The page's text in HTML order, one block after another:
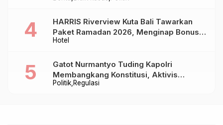
Hotel
HARRIS Riverview Kuta Bali Tawarkan
Paket Ramadan 2026, Menginap Bonus
Takjil hingga Bukber Mulai Rp88.888
Politik Regulasi
Gatot Nurmantyo Tuding Kapolri
Membangkang Konstitusi, Aktivis
Tegaskan Polri Tak Punya Sejarah